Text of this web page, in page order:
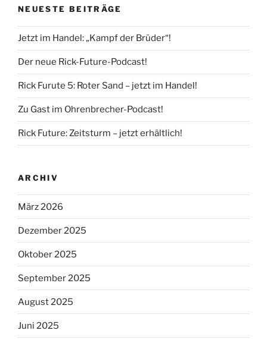
NEUESTE BEITRÄGE
Jetzt im Handel: „Kampf der Brüder“!
Der neue Rick-Future-Podcast!
Rick Furute 5: Roter Sand – jetzt im Handel!
Zu Gast im Ohrenbrecher-Podcast!
Rick Future: Zeitsturm – jetzt erhältlich!
ARCHIV
März 2026
Dezember 2025
Oktober 2025
September 2025
August 2025
Juni 2025